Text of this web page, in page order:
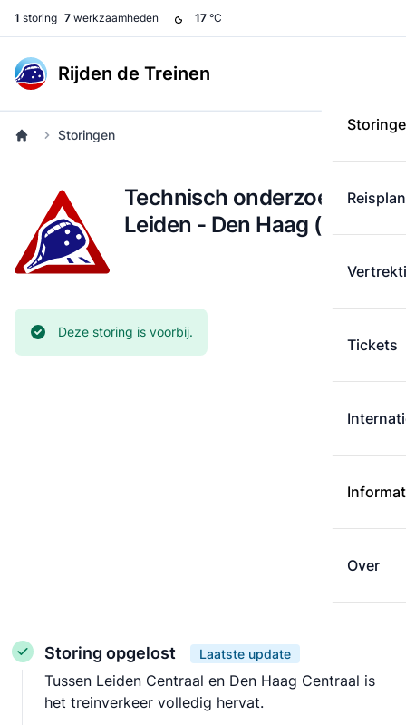
1 storing 7 werkzaamheden 17 °C
Rijden de Treinen
Tickets
Over
Storingen
Technisch onderzoek:
Leiden - Den Haag (9 mei)
Huidige status:
Deze storing is voorbij.
Storing opgelost Laatste update
Tussen Leiden Centraal en Den Haag Centraal is
het treinverkeer volledig hervat.